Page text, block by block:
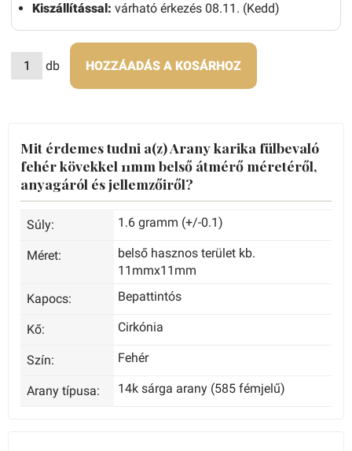
Kiszállítással: várható érkezés 08.11. (Kedd)
db HOZZÁADÁS A KOSÁRHOZ
Mit érdemes tudni a(z) Arany karika fülbevaló
fehér kövekkel 11mm belső átmérő méretéről,
anyagáról és jellemzőiről?
Súly: 1.6 gramm (+/-0.1)
Méret:
belső hasznos terület kb.
11mmx11mm
Kapocs:
Bepattintós
Kő: Cirkónia
Szín: Fehér
Arany típusa: 14k sárga arany (585 fémjelű)